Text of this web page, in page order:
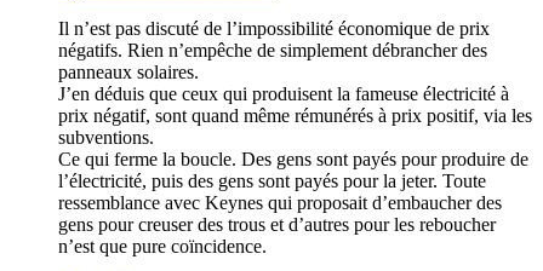
Il n’est pas discuté de l’impossibilité économique de prix
négatifs. Rien n’empêche de simplement débrancher des
panneaux solaires.
J’en déduis que ceux qui produisent la fameuse électricité à
prix négatif, sont quand même rémunérés à prix positif, via les
subventions.
Ce qui ferme la boucle. Des gens sont payés pour produire de
l’électricité, puis des gens sont payés pour la jeter. Toute
ressemblance avec Keynes qui proposait d’embaucher des
gens pour creuser des trous et d’autres pour les reboucher
n’est que pure coïncidence.